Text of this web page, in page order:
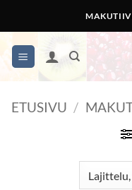
content
ETUSIVU /